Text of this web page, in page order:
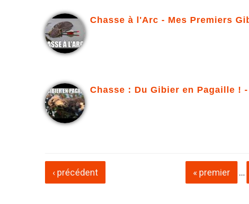
Chasse à l'Arc - Mes Premiers
Chasse : Du Gibier en Pagaille !
Pages « premier
‹ précédent …